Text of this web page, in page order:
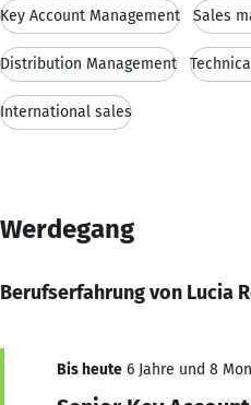
Key Account Management Sales
Distribution Management
International sales
Werdegang
Berufserfahrung von Lucia
Bis heute 6 Jahre und 8